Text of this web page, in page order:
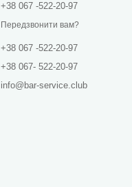
+38 067 -522-20-97
Передзвонити вам?
+38 067 -522-20-97
+38 067- 522-20-97
info@bar-service.club